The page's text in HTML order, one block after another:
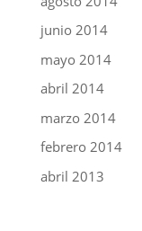
junio 2014
mayo 2014
abril 2014
marzo 2014
febrero 2014
abril 2013